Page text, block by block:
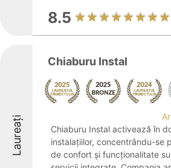
8.5
Laureați
Chiaburu Instal
Chiaburu Instal activează în
instalațiilor, concentrându-se
de confort și funcționalitate